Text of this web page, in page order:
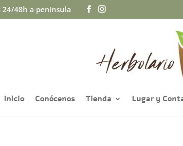
24/48h a península
Inicio Conócenos Tienda Lugar y